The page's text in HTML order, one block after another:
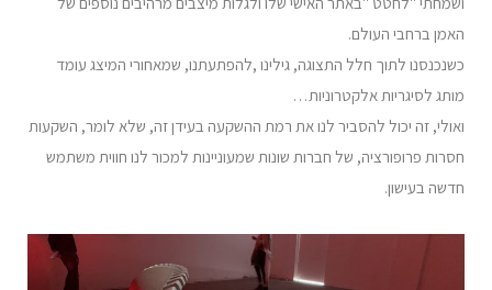
האמן ברחבי העולם.
כשנכנסנו לתוך חלל התצוגה, גילינו ,להפתעתנו, שמאחורי המיצג עומד
מותג לסיגריות אלקטרוניות…
ואולי, זה יכול להסביר לנו את רמת ההשקעה בעידן זה, שלא לומר, השקעות
חסרות פרופורציה, של חברות שונות שמעוניינות למכור לנו חווית משתמש
חדשה בעישון.